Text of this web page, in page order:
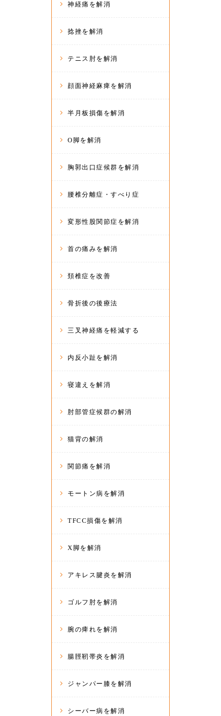
神経痛を解消
捻挫を解消
テニス肘を解消
顔面神経麻痺を解消
半月板損傷を解消
O脚を解消
胸郭出口症候群を解消
腰椎分離症・すべり症
変形性股関節症を解消
首の痛みを解消
頚椎症を改善
骨折後の後療法
三叉神経痛を軽減する
内反小趾を解消
寝違えを解消
肘部管症候群の解消
猫背の解消
関節痛を解消
モートン病を解消
TFCC損傷を解消
X脚を解消
アキレス腱炎を解消
ゴルフ肘を解消
腕の痺れを解消
腸脛靭帯炎を解消
ジャンパー膝を解消
シーバー病を解消